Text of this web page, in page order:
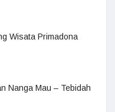
Wisata Primadona
Nanga Mau – Tebidah